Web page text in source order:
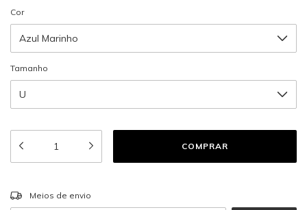
Cor
Tamanho
Entregas para o CEP:
Meios de envio